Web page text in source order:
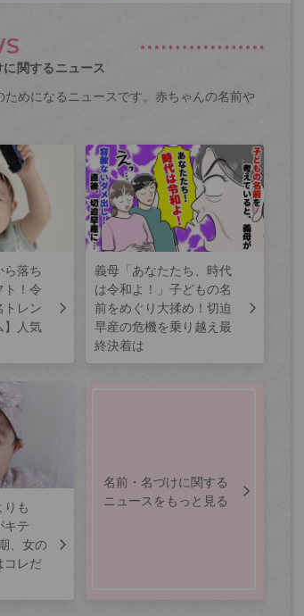
関するニュース
めになるニュースです。赤ちゃんの名前や
ら落ち
ト！令
トレン
】人気
義母「あなたたち、時代
は令和よ！」子どもの名
前をめぐり大揉め！切迫
早産の危機を乗り越え最
終決着は
りも
キテ
、女の
コレだ
名前・名づけに関する
ニュースをもっと見る